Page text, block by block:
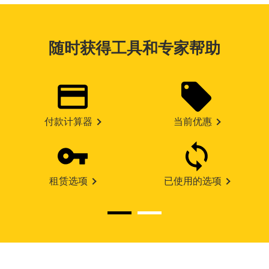
随时获得工具和专家帮助
付款计算器 当前优惠
租赁选项 已使用的选项